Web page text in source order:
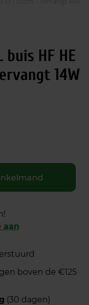
buis HF HE
14W
aan
boven de €125
(30 dagen)